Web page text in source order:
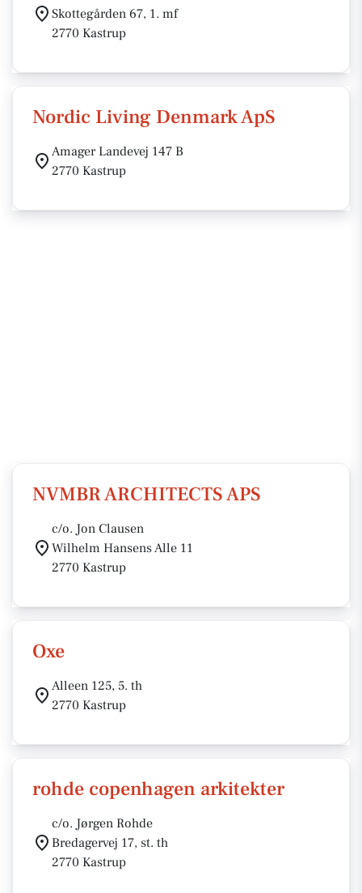
Skottegården 67, 1. mf
2770 Kastrup
Nordic Living Denmark ApS
Amager Landevej 147 B
2770 Kastrup
NVMBR ARCHITECTS APS
c/o. Jon Clausen
Wilhelm Hansens Alle 11
2770 Kastrup
Oxe
Alleen 125, 5. th
2770 Kastrup
rohde copenhagen arkitekter
c/o. Jørgen Rohde
Bredagervej 17, st. th
2770 Kastrup